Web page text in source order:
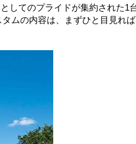
してのプライドが集約された1
ムの内容は、まずひと目見れ